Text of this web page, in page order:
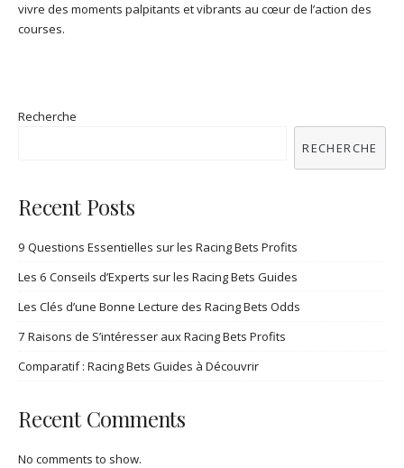
vivre des moments palpitants et vibrants au cœur de l’action des
courses.
Recherche
RECHERCHE
Recent Posts
9 Questions Essentielles sur les Racing Bets Profits
Les 6 Conseils d’Experts sur les Racing Bets Guides
Les Clés d’une Bonne Lecture des Racing Bets Odds
7 Raisons de S’intéresser aux Racing Bets Profits
Comparatif : Racing Bets Guides à Découvrir
Recent Comments
No comments to show.